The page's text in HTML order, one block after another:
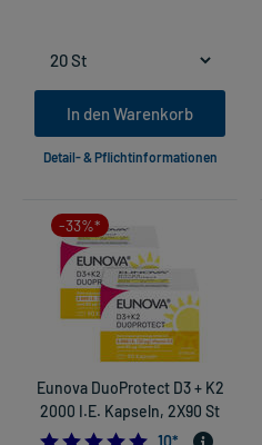
In den Warenkorb
Detail- & Pflichtinformationen
-33%*
Eunova DuoProtect D3 + K2
2000 I.E. Kapseln, 2X90 St
5.0
10*